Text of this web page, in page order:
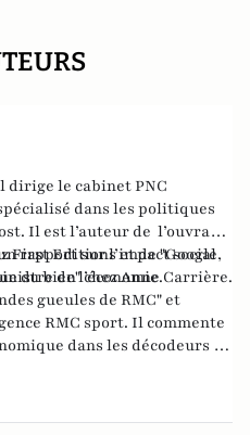
dirige le cabinet PNC
dans les politiques
Il est l’auteur de l’ouvrage
First Editions et de"Google,
du bien"chez Anne Carrière.
rapportsur l’impact social
de l’économie.
gueules de RMC" et
RMC sport. Il commente
dans les décodeurs de